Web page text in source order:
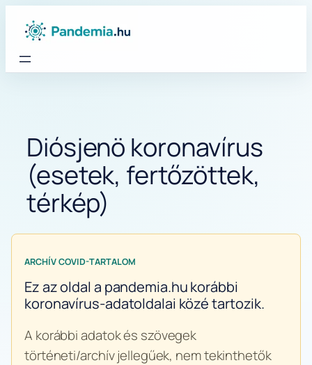
Diósjenö koronavírus
(esetek, fertőzöttek,
térkép)
ARCHÍV COVID-TARTALOM
Ez az oldal a pandemia.hu korábbi
koronavírus-adatoldalai közé tartozik.
A korábbi adatok és szövegek
történeti/archív jellegűek, nem tekinthetők